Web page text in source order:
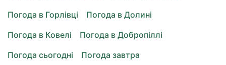
Погода в Горлівці
Погода в Долині
Погода в Ковелі
Погода в Добропіллі
Погода сьогодні
Погода завтра